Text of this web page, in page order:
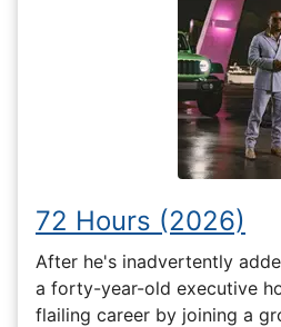
72 Hours (2026)
After he's inadvertently
a forty-year-old executive
flailing career by joining a